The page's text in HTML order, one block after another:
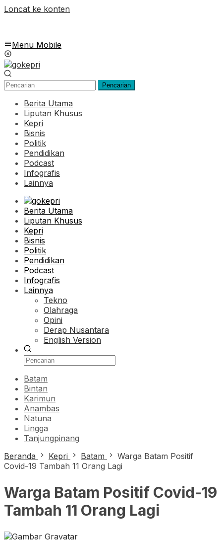
Loncat ke konten
Menu Mobile
Pencarian
Berita Utama
Liputan Khusus
Kepri
Bisnis
Politik
Pendidikan
Podcast
Infografis
Lainnya
Berita Utama
Liputan Khusus
Kepri
Bisnis
Politik
Pendidikan
Podcast
Infografis
Lainnya
Tekno
Olahraga
Opini
Derap Nusantara
English Version
Batam
Bintan
Karimun
Anambas
Natuna
Lingga
Tanjungpinang
Beranda
Kepri Batam
Warga Batam Positif
Covid-19 Tambah 11 Orang Lagi
Warga Batam Positif Covid-19
Tambah 11 Orang Lagi